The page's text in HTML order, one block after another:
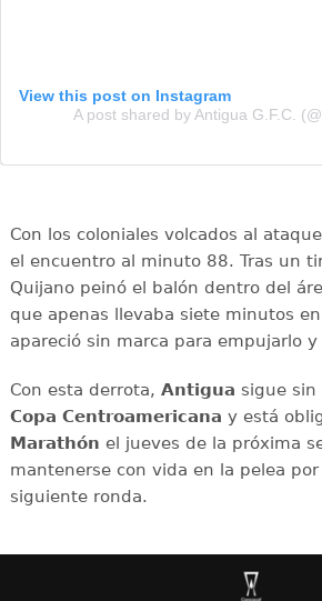
View this post on Instagram
A post shared by Antigua G.F.C.
Con los coloniales volcados al
el encuentro al minuto 88. Tras un
Quijano peinó el balón dentro del
que apenas llevaba siete minutos
apareció sin marca para empujarlo
Con esta derrota, Antigua sigue sin
Copa Centroamericana y está
Marathón el jueves de la próxima
mantenerse con vida en la pelea
siguiente ronda.